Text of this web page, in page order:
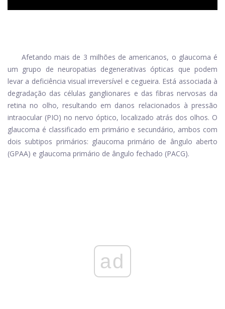
Afetando mais de 3 milhões de americanos, o glaucoma é
um grupo de neuropatias degenerativas ópticas que podem
levar a deficiência visual irreversível e cegueira. Está associada à
degradação das células ganglionares e das fibras nervosas da
retina no olho, resultando em danos relacionados à pressão
intraocular (PIO) no nervo óptico, localizado atrás dos olhos. O
glaucoma é classificado em primário e secundário, ambos com
dois subtipos primários: glaucoma primário de ângulo aberto
(GPAA) e glaucoma primário de ângulo fechado (PACG).
ad